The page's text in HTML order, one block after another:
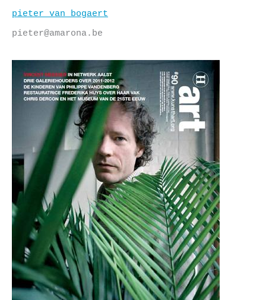
pieter van bogaert
pieter@amarona.be